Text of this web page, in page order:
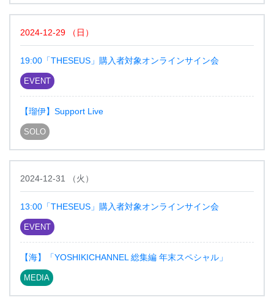
2024-12-29 （ 日 ）
19:00「THESEUS」購入者対象オンラインサイン会
EVENT
【瑠伊】Support Live
SOLO
2024-12-31 （火 ）
13:00「THESEUS」購入者対象オンラインサイン会
EVENT
【海】「YOSHIKICHANNEL 総集編 年末スペシャル」
MEDIA